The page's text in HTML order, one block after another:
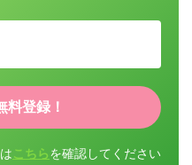
こちら を確認してください